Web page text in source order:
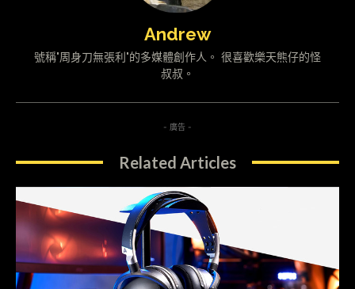
Andrew
號稱"周身刀無張利"的多媒體創作人。 很喜歡樂天熊仔的怪
叔叔。
- 廣告 -
Related Articles